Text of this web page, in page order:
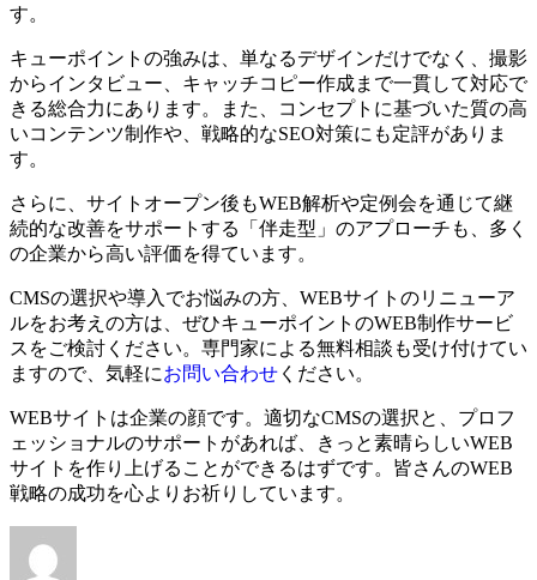
す。
キューポイントの強みは、 単なるデザインだけでなく、撮影
からインタビュー、キャッチコピー作成まで一貫して対応で
きる総合力にあります。また、コンセプトに基づいた質の高
いコンテンツ制作や、戦略的なSEO対策にも定評がありま
す。
さらに、サイトオープン後もWEB解析や定例会を通じて継
続的な改善をサポートする「伴走型」のアプローチも、多く
の企業から高い評価を得ています。
CMSの選択や導入でお悩みの方、WEBサイトのリニューア
ルをお考えの方は、ぜひキューポイントのWEB制作サービ
スをご検討ください。専門家による無料相談も受け付けてい
ますので、気軽にお問い合わせ ください。
WEBサイトは企業の顔です。適切なCMSの選択と、プロフ
ェッショナルのサポートがあれば、きっと素晴らしいWEB
サイトを作り上げることができるはずです。皆さんのWEB
戦略の成功を心よりお祈りしています。